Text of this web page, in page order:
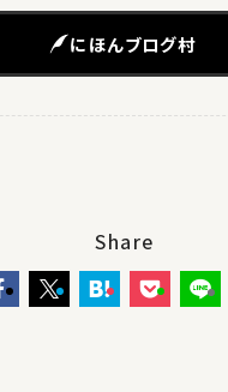
にほんブログ村
Share